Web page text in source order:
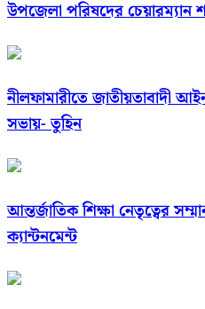
উপজেলা পরিষদের চেয়ারম্যান
নীলফামারীতে জাতীয়তাবাদী
সভায়- তুহিন
আন্তর্জাতিক শিক্ষা নেতৃত্বের
ক্যান্টনমেন্ট